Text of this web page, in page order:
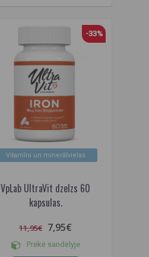
Vitamīni un minerālvielas
-33%
VpLab UltraVit dzelzs 60
kapsulas.
11,95€ 7,95€
Prekė sandėlyje